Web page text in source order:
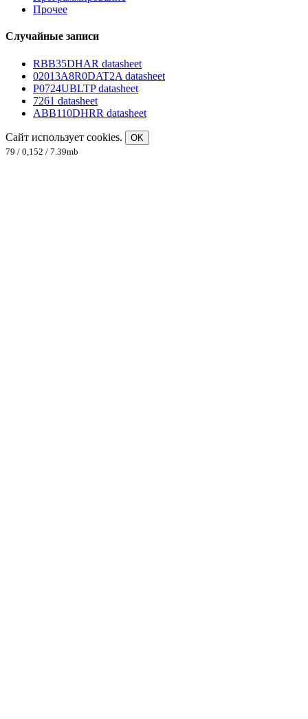
Прочее
Случайные записи
RBB35DHAR datasheet
02013A8R0DAT2A datasheet
P0724UBLTP datasheet
7261 datasheet
ABB110DHRR datasheet
Сайт использует cookies.
OK
79 / 0,152 / 7.39mb